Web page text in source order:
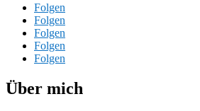
Folgen
Folgen
Folgen
Folgen
Folgen
Über mich